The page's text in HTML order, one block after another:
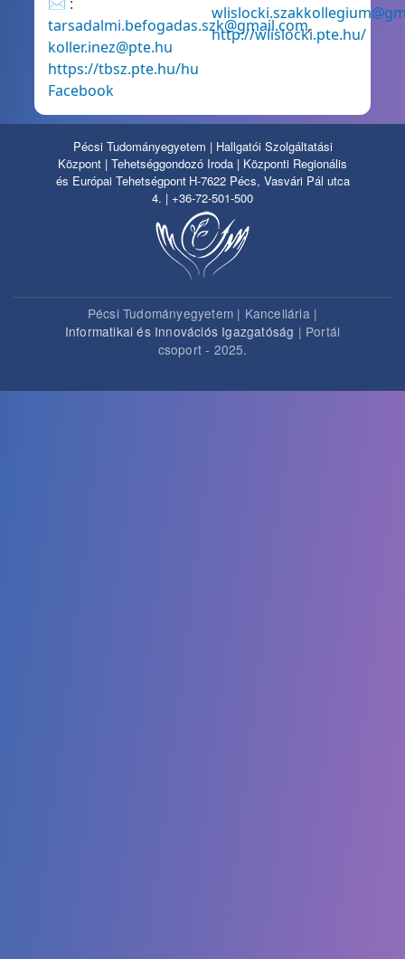
tarsadalmi.befogadas.szk@gmail.com,
koller.inez@pte.hu
https://tbsz.pte.hu/hu
Facebook
http://wlislocki.pte.hu/
Pécsi Tudományegyetem | Hallgatói Szolgáltatási
Központ | Tehetséggondozó Iroda | Központi Regionális
és Európai Tehetségpont H-7622 Pécs, Vasvári Pál utca
4. | +36-72-501-500
Pécsi Tudományegyetem | Kancellária |
Informatikai és Innovációs Igazgatóság | Portál
csoport - 2025.